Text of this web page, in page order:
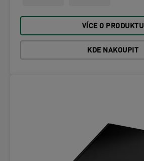
VÍCE O PRODUKTU
KDE NAKOUPIT